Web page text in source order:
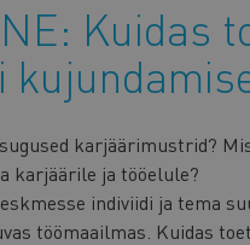
Kuidas
karjäärimustrid?
karjäärile ja tööelule?
indiviidi ja tema
töömaailmas. Kuidas